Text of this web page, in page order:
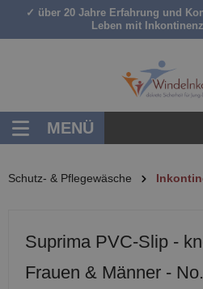
springen
✓ über 20 Jahre Erfahrung und
Leben mit
MENÜ
Schutz- & Pflegewäsche
Suprima PVC-Slip -
Frauen & Männer -